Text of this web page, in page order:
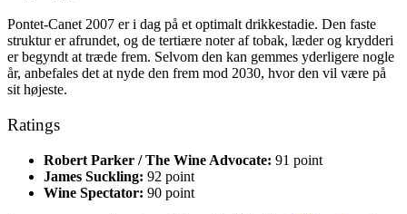
Pontet-Canet 2007 er i dag på et optimalt drikkestadie. Den faste
struktur er afrundet, og de tertiære noter af tobak, læder og krydderi
er begyndt at træde frem. Selvom den kan gemmes yderligere nogle
år, anbefales det at nyde den frem mod 2030, hvor den vil være på
sit højeste.
Ratings
Robert Parker / The Wine Advocate: 91 point
James Suckling: 92 point
Wine Spectator: 90 point